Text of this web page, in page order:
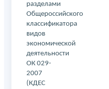
разделами
Общероссийского
классификатора
видов
экономической
деятельности
ОК 029-
2007
(КДЕС